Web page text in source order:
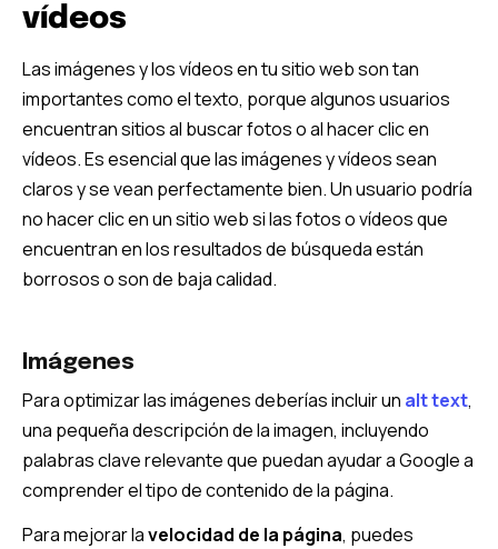
vídeos
Las imágenes y los vídeos en tu sitio web son tan
importantes como el texto, porque algunos usuarios
encuentran sitios al buscar fotos o al hacer clic en
vídeos. Es esencial que las imágenes y vídeos sean
claros y se vean perfectamente bien. Un usuario podría
no hacer clic en un sitio web si las fotos o vídeos que
encuentran en los resultados de búsqueda están
borrosos o son de baja calidad.
Imágenes
Para optimizar las imágenes deberías incluir un alt text,
una pequeña descripción de la imagen, incluyendo
palabras clave relevante que puedan ayudar a Google a
comprender el tipo de contenido de la página.
Para mejorar lavelocidad de la página, puedes